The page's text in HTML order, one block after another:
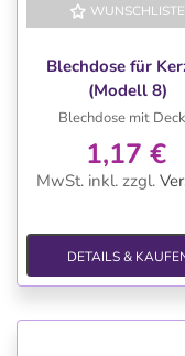
WUNSCHLISTE
Blechdose für
(Modell 8)
Blechdose mit
1,17 €
MwSt. inkl. zzgl.
DETAILS &